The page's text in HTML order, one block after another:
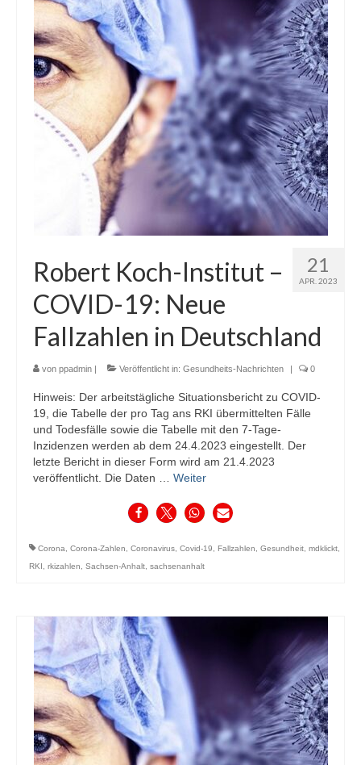
21
APR. 2023
Robert Koch-Institut –
COVID-19: Neue
Fallzahlen in Deutschland
von ppadmin Veröffentlicht in: Gesundheits-Nachrichten 0
Hinweis: Der arbeitstägliche Situationsbericht zu COVID-
19, die Tabelle der pro Tag ans RKI übermittelten Fälle
und Todesfälle sowie die Tabelle mit den 7-Tage-
Inzidenzen werden ab dem 24.4.2023 eingestellt. Der
letzte Bericht in dieser Form wird am 21.4.2023
veröffentlicht. Die Daten … Weiter
Corona, Corona-Zahlen, Coronavirus, Covid-19, Fallzahlen, Gesundheit, mdklickt,
RKI , rkizahlen, Sachsen-Anhalt, sachsenanhalt